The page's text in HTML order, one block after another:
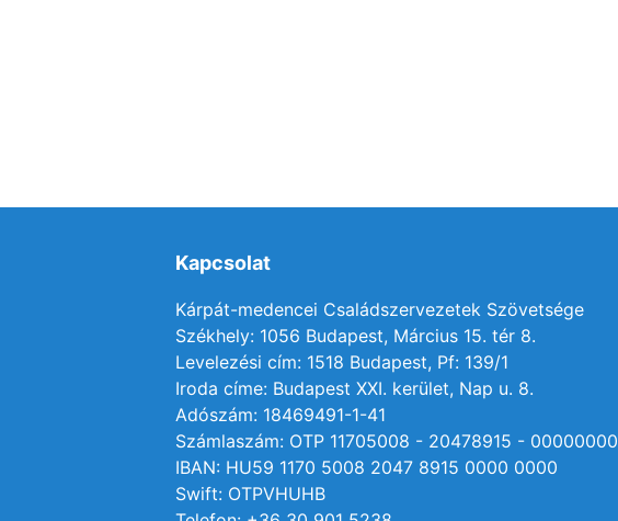
Kapcsolat
Kárpát-medencei Családszervezetek Szövetsége
Székhely: 1056 Budapest, Március 15. tér 8.
Levelezési cím: 1518 Budapest, Pf: 139/1
Iroda címe: Budapest XXI. kerület, Nap u. 8.
Adószám: 18469491-1-41
Számlaszám: OTP 11705008 - 20478915 - 00000000
IBAN: HU59 1170 5008 2047 8915 0000 0000
Swift: OTPVHUHB